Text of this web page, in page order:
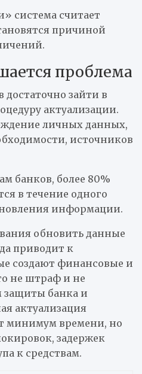
система считает
причиной
проблема
достаточно зайти в
актуализации.
личных данных,
источников
банков, более 80%
в течение одного
информации.
обновить данные
приводит к
создают финансовые и
не штраф и не
защиты банка и
актуализация
минимум времени, но
задержек
к средствам.